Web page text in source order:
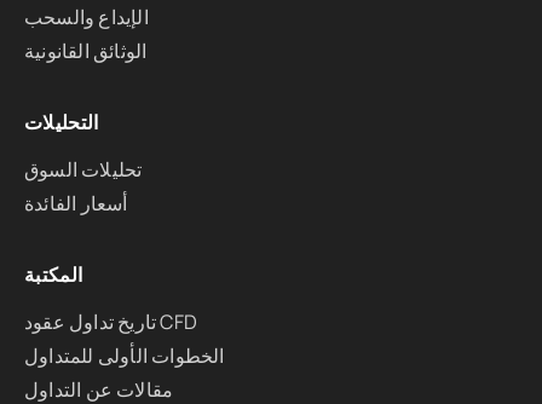
الإيداع والسحب
الوثائق القانونية
التحليلات
تحليلات السوق
أسعار الفائدة
المكتبة
تاريخ تداول عقود CFD
الخطوات الأولى للمتداول
مقالات عن التداول